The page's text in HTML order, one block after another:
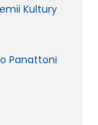
Kultury
Panattoni